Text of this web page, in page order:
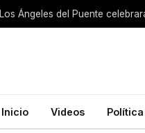
Los Ángeles del Puente
Inicio Videos Política